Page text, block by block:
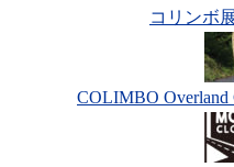
コリンボ
COLIMBO Overland